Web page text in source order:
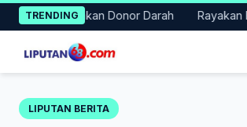
Skip
to
content
TRENDING
Gerakan Donor Darah Rayakan HUT
LIPUTAN BERITA